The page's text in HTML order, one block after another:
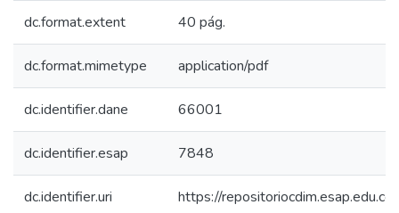
dc.format.extent 40 pág.
dc.format.mimetype application/pdf
dc.identifier.dane 66001
dc.identifier.esap 7848
dc.identifier.uri https://